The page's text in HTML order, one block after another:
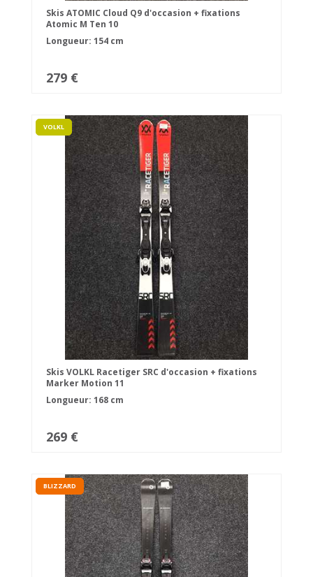
Skis ATOMIC Cloud Q9 d'occasion + fixations
Atomic M Ten 10
Longueur: 154 cm
279 €
VOLKL
Skis VOLKL Racetiger SRC d'occasion + fixations
Marker Motion 11
Longueur: 168 cm
269 €
BLIZZARD